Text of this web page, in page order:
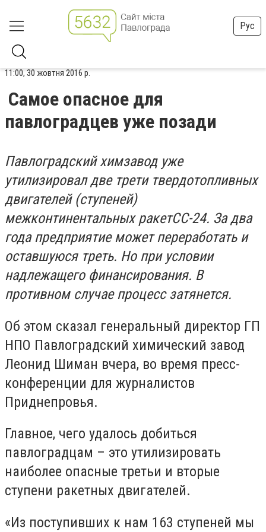
Рус
11:00, 30 жовтня 2016 р.
Самое опасное для
павлоградцев уже позади
Павлоградский химзавод уже
утилизировал две трети твердотопливных
двигателей (ступеней)
межконтинентальных ракетСС-24. За два
года предприятие может переработать и
оставшуюся треть. Но при условии
надлежащего финансирования. В
противном случае процесс затянется.
Об этом сказал генеральный директор ГП
НПО Павлоградский химический завод
Леонид Шиман вчера, во время пресс-
конференции для журналистов
Приднепровья.
Главное, чего удалось добиться
павлоградцам – это утилизировать
наиболее опасные третьи и вторые
ступени ракетных двигателей.
«Из поступивших к нам 163 ступеней мы